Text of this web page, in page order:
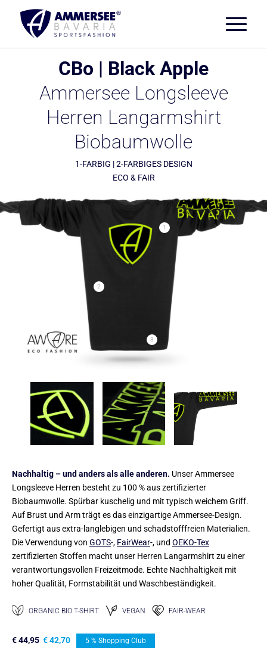
CBo | Black Apple
Ammersee Longsleeve
Herren Langarmshirt
Biobaumwolle
1-FARBIG | 2-FARBIGES DESIGN
ECO & FAIR
1
2
3
Nachhaltig – und anders als alle anderen. Unser Ammersee
Longsleeve Herren besteht zu 100 % aus zertifizierter
Biobaumwolle. Spürbar kuschelig und mit typisch weichem Griff.
Auf Brust und Arm trägt es das einzigartige Ammersee-Design.
Gefertigt aus extra-langlebigen und schadstofffreien Materialien.
Die Verwendung von GOTS-, FairWear-, und OEKO-Tex
zertifizierten Stoffen macht unser Herren Langarmshirt zu einer
verantwortungsvollen Freizeitmode. Echte Nachhaltigkeit mit
hoher Qualität, Formstabilität und Waschbeständigkeit.
ORGANIC BIO T-SHIRT VEGAN FAIR-WEAR
€44,95 €42,70 5 % Shopping Club